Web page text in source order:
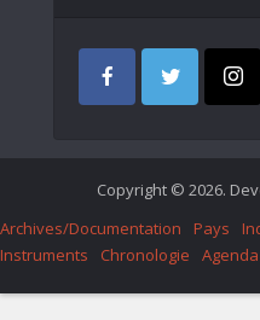
Copyright © 2026.
Archives/Documentation
Pays
Instruments
Chronologie Agenda